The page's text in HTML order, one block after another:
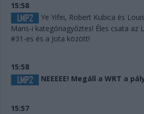
15:58
Ye Yifei, Robert Kubica és
Mans-i kategóriagyőztes! Éles csata az
#31-es és a Jota között!
15:58
NEEEEE! Megáll a WRT a
15:57